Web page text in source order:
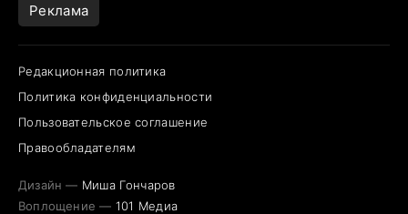
Реклама
Редакционная политика
Политика конфиденциальности
Пользовательское соглашение
Правообладателям
Дизайн — Миша Гончаров
Воплощение — 101 Медиа